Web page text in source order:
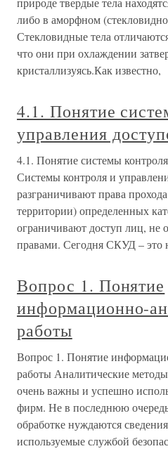
либо в аморфном
Стекловидные тела
что они при охлаждении
кристаллизуясь.Как известно,
4.1. Понятие
управления
4.1. Понятие системы
Системы контроля и
разграничивают права
территории) определенных
ограничивают доступ лиц, не
правами. Сегодня СКУД – это
Вопрос 1. Понятие
информационно-
работы
Вопрос 1. Понятие
работы Аналитические
очень важны и успешно
фирм. Не в последнюю
обработке нуждаются
используемые службой